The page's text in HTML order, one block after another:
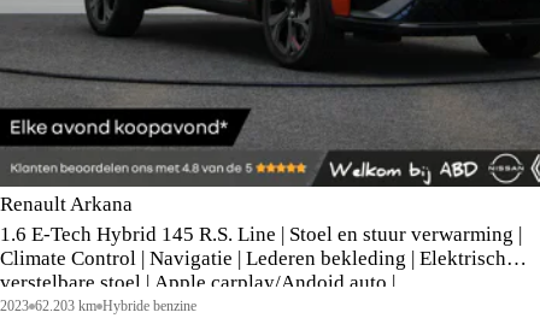
Renault Arkana
1.6 E-Tech Hybrid 145 R.S. Line | Stoel en stuur verwarming |
Climate Control | Navigatie | Lederen bekleding | Elektrisch
verstelbare stoel | Apple carplay/Andoid auto |
2023 62.203 km Hybride benzine